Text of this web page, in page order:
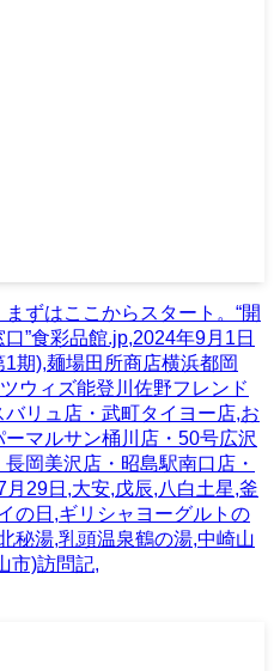
ずはここからスタート。“開
”食彩品館.jp,2024年9月1日
期),麺場田所商店横浜都岡
ウィズ能登川佐野フレンド
リュ店・武町タイヨー店,お
マルサン桶川店・50号広沢
岡美沢店・昭島駅南口店・
29日,大安,戊辰,八白土星,釜
の日,ギリシャヨーグルトの
秘湯,乳頭温泉鶴の湯,中崎山
市)訪問記,